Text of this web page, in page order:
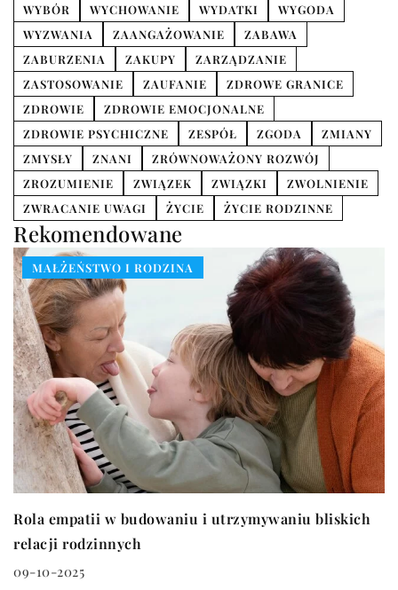
WYBÓR
WYCHOWANIE WYDATKI
WYGODA
WYZWANIA
ZAANGAŻOWANIE
ZABAWA
ZABURZENIA
ZAKUPY
ZARZĄDZANIE
ZASTOSOWANIE
ZAUFANIE
ZDROWE GRANICE
ZDROWIE
ZDROWIE EMOCJONALNE
ZDROWIE PSYCHICZNE
ZESPÓŁ ZGODA
ZMIANY
ZMYSŁY
ZNANI
ZRÓWNOWAŻONY ROZWÓJ
ZROZUMIENIE
ZWIĄZEK ZWIĄZKI
ZWOLNIENIE
ZWRACANIE UWAGI
ŻYCIE ŻYCIE RODZINNE
Rekomendowane
MAŁŻEŃSTWO I RODZINA
Rola empatii w budowaniu i utrzymywaniu bliskich
relacji rodzinnych
09-10-2025